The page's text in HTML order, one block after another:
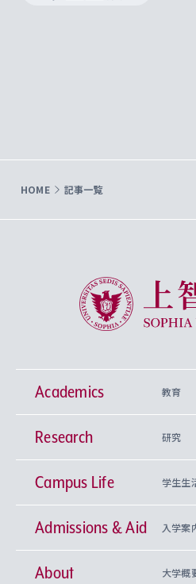
HOME 記事一覧
上智大学
Academics 教育
学部
神学部
文学部
総合人間科学部
興味から学科を探す
上智大学の全学共通教育
基盤教育センター
上智大学の語学教育
Research 研究
研究所 等
キリスト教文化研究所
中世思想研究所
Sophia Open Research
産官学連携
Campus Life 学生生
学期区分と授業時間割
課外活動
Admissions & Aid 入学案
上智大学で取得できる学
About 大学概